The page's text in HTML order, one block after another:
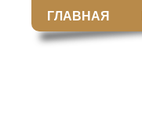
ГЛАВНАЯ